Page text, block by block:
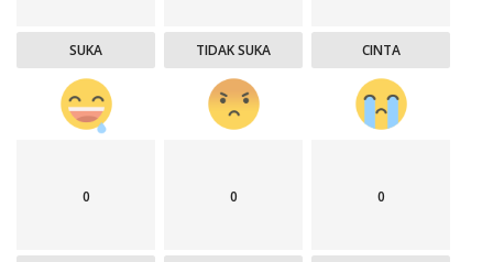
SUKA TIDAK SUKA CINTA
0 0 0